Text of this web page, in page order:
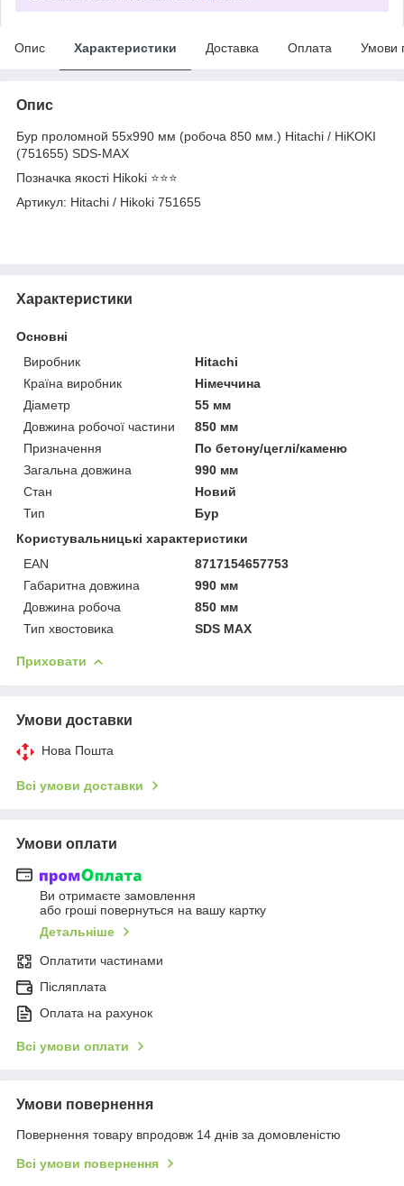
Опис Характеристики Доставка Оплата Умови
Опис
Бур проломной 55х990 мм (робоча 850 мм.) Hitachi / HiKOKI
(751655) SDS-MAX
Позначка якості Hikoki ⭐️⭐️⭐️
Артикул: Hitachi / Hikoki 751655
Характеристики
Основні
Виробник
Hitachi
Країна виробник
Німеччина
Діаметр
55 мм
Довжина робочої частини
850 мм
Призначення
По бетону/цеглі/каменю
Загальна довжина
990 мм
Стан
Новий
Тип
Бур
Користувальницькі характеристики
EAN
8717154657753
Габаритна довжина
990 мм
Довжина робоча
850 мм
Тип хвостовика
SDS MAX
Приховати
Умови доставки
Нова Пошта
Всі умови доставки
Умови оплати
Ви отримаєте замовлення
або гроші повернуться на вашу картку
Детальніше
Оплатити частинами
Післяплата
Оплата на рахунок
Всі умови оплати
Умови повернення
Повернення товару впродовж 14 днів за домовленістю
Всі умови повернення